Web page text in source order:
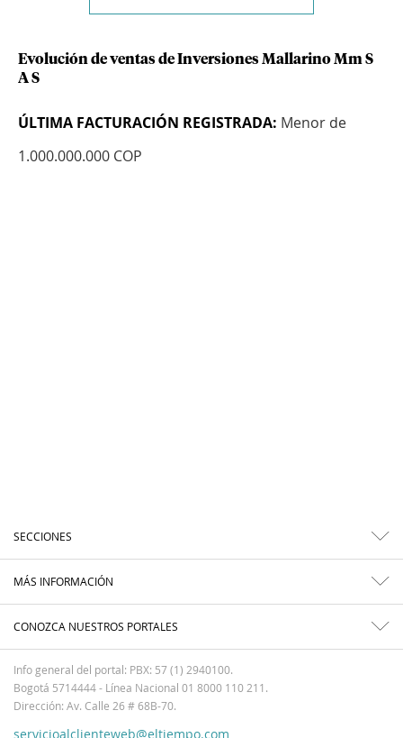
Evolución de ventas de Inversiones Mallarino Mm S
A S
ÚLTIMA FACTURACIÓN REGISTRADA: Menor de
1.000.000.000 COP
SECCIONES
MÁS INFORMACIÓN
CONOZCA NUESTROS PORTALES
Info general del portal: PBX: 57 (1) 2940100.
Bogotá 5714444 - Línea Nacional 01 8000 110 211.
Dirección: Av. Calle 26 # 68B-70.
servicioalclienteweb@eltiempo.com